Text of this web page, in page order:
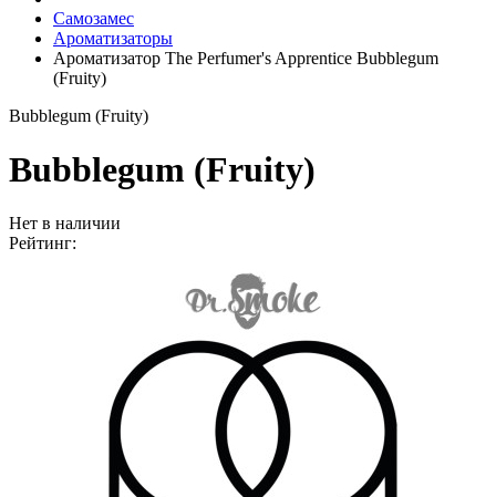
Самозамес
Ароматизаторы
Ароматизатор The Perfumer's Apprentice Bubblegum
(Fruity)
Bubblegum (Fruity)
Bubblegum (Fruity)
Нет в наличии
Рейтинг: